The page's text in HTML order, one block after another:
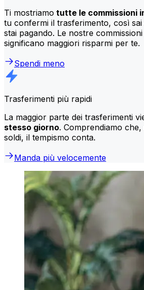
Ti mostriamo tutte le commissioni
tu confermi il trasferimento, così sai
stai pagando. Le nostre
significano maggiori risparmi per te.
Spendi meno
Trasferimenti più rapidi
La maggior parte dei trasferimenti
stesso giorno. Comprendiamo
soldi, il tempismo conta.
Manda più velocemente